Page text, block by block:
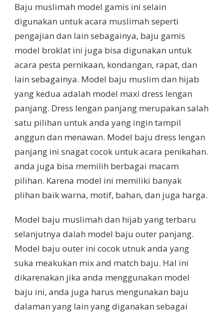
Baju muslimah model gamis ini selain
digunakan untuk acara muslimah seperti
pengajian dan lain sebagainya, baju gamis
model broklat ini juga bisa digunakan untuk
acara pesta pernikaan, kondangan, rapat, dan
lain sebagainya. Model baju muslim dan hijab
yang kedua adalah model maxi dress lengan
panjang. Dress lengan panjang merupakan salah
satu pilihan untuk anda yang ingin tampil
anggun dan menawan. Model baju dress lengan
panjang ini snagat cocok untuk acara penikahan.
anda juga bisa memilih berbagai macam
pilihan. Karena model ini memiliki banyak
plihan baik warna, motif, bahan, dan juga harga.
Model baju muslimah dan hijab yang terbaru
selanjutnya dalah model baju outer panjang.
Model baju outer ini cocok utnuk anda yang
suka meakukan mix and match baju. Hal ini
dikarenakan jika anda menggunakan model
baju ini, anda juga harus mengunakan baju
dalaman yang lain yang diganakan sebagai